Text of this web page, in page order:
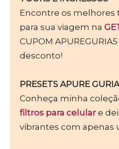
Encontre os melhores
para sua viagem na
CUPOM
desconto!
PRESETS APURE
Conheça minha
filtros para celular e
vibrantes com apenas